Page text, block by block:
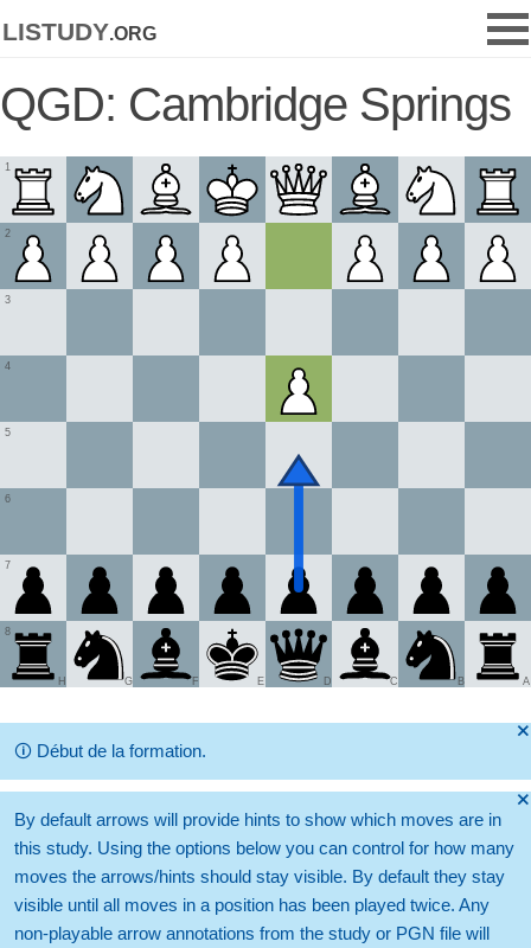
listudy.org
QGD: Cambridge Springs
1
2
3
4
5
6
7
8
A
B
C
D
E
F
G
H
🞫
🛈 Début de la formation.
🞫
By default arrows will provide hints to show which moves are in
this study. Using the options below you can control for how many
moves the arrows/hints should stay visible. By default they stay
visible until all moves in a position has been played twice. Any
non-playable arrow annotations from the study or PGN file will